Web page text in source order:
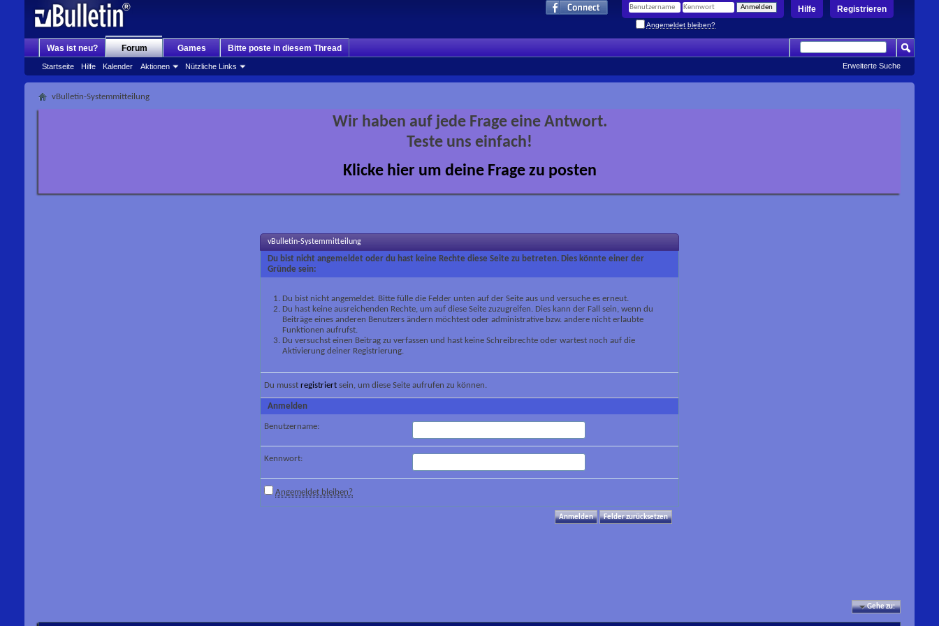
Registrieren
Hilfe
Angemeldet bleiben?
Was ist neu? Forum
Startseite Hilfe Kalender Aktionen Nützliche Links
Games Bitte poste in diesem Thread
Erweiterte Suche
vBulletin-Systemmitteilung
Wir haben auf jede Frage eine Antwort.
Teste uns einfach!
Klicke hier um deine Frage zu posten
vBulletin-Systemmitteilung
Du bist nicht angemeldet oder du hast keine Rechte diese Seite zu betreten. Dies könnte einer der
Gründe sein:
Du bist nicht angemeldet. Bitte fülle die Felder unten auf der Seite aus und versuche es erneut.
Du hast keine ausreichenden Rechte, um auf diese Seite zuzugreifen. Dies kann der Fall sein, wenn du
Beiträge eines anderen Benutzers ändern möchtest oder administrative bzw. andere nicht erlaubte
Funktionen aufrufst.
Du versuchst einen Beitrag zu verfassen und hast keine Schreibrechte oder wartest noch auf die
Aktivierung deiner Registrierung.
Du musst registriert sein, um diese Seite aufrufen zu können.
Anmelden
Benutzername:
Kennwort:
Angemeldet bleiben?
Gehe zu: